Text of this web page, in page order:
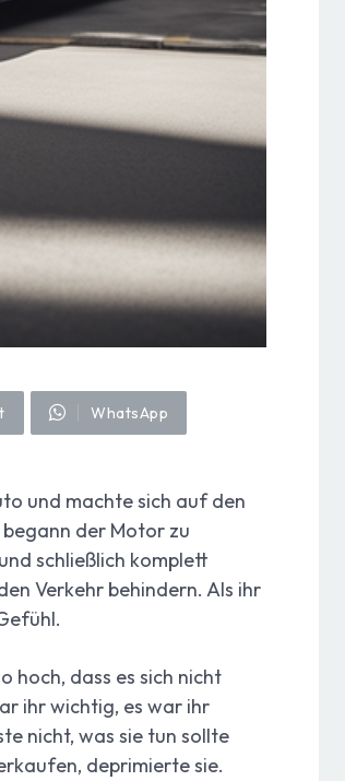
WhatsApp
und machte sich auf den
der Motor zu
schließlich komplett
Verkehr behindern. Als ihr
hoch, dass es sich nicht
ihr wichtig, es war ihr
nicht, was sie tun sollte
deprimierte sie.